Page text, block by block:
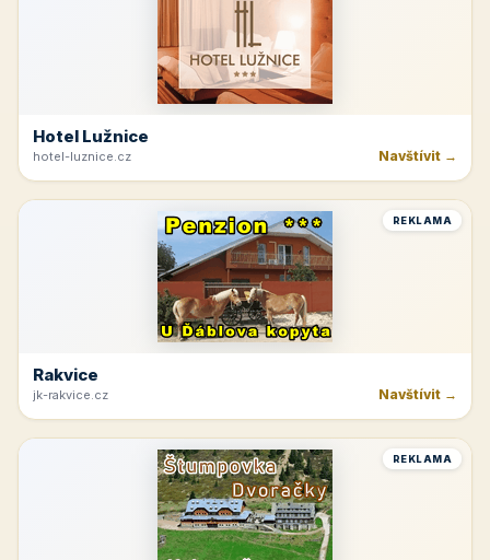
Hotel Lužnice
hotel-luznice.cz Navštívit →
REKLAMA
Rakvice
jk-rakvice.cz Navštívit →
REKLAMA